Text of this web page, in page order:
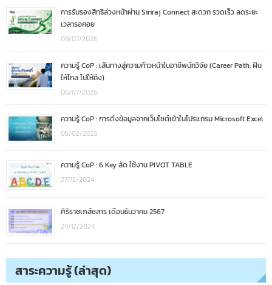
การรับรองสิทธิล่วงหน้าผ่าน Siriraj Connect สะดวก รวดเร็ว ลดระยะ
เวลารอคอย
09/07/2026
ความรู้ CoP : เส้นทางสู่ความก้าวหน้าในอาชีพนักวิจัย (Career Path: ฝัน
ให้ไกล ไปให้ถึง)
06/07/2026
ความรู้ CoP : การดึงข้อมูลจากเว็บไซต์เข้าในโปรแกรม Microsoft Excel
05/02/2025
ความรู้ CoP : 6 Key ลัด ใช้งาน PIVOT TABLE
27/12/2024
ศิริราชเภสัชสาร เดือนธันวาคม 2567
24/12/2024
สาระความรู้ (ล่าสุด)